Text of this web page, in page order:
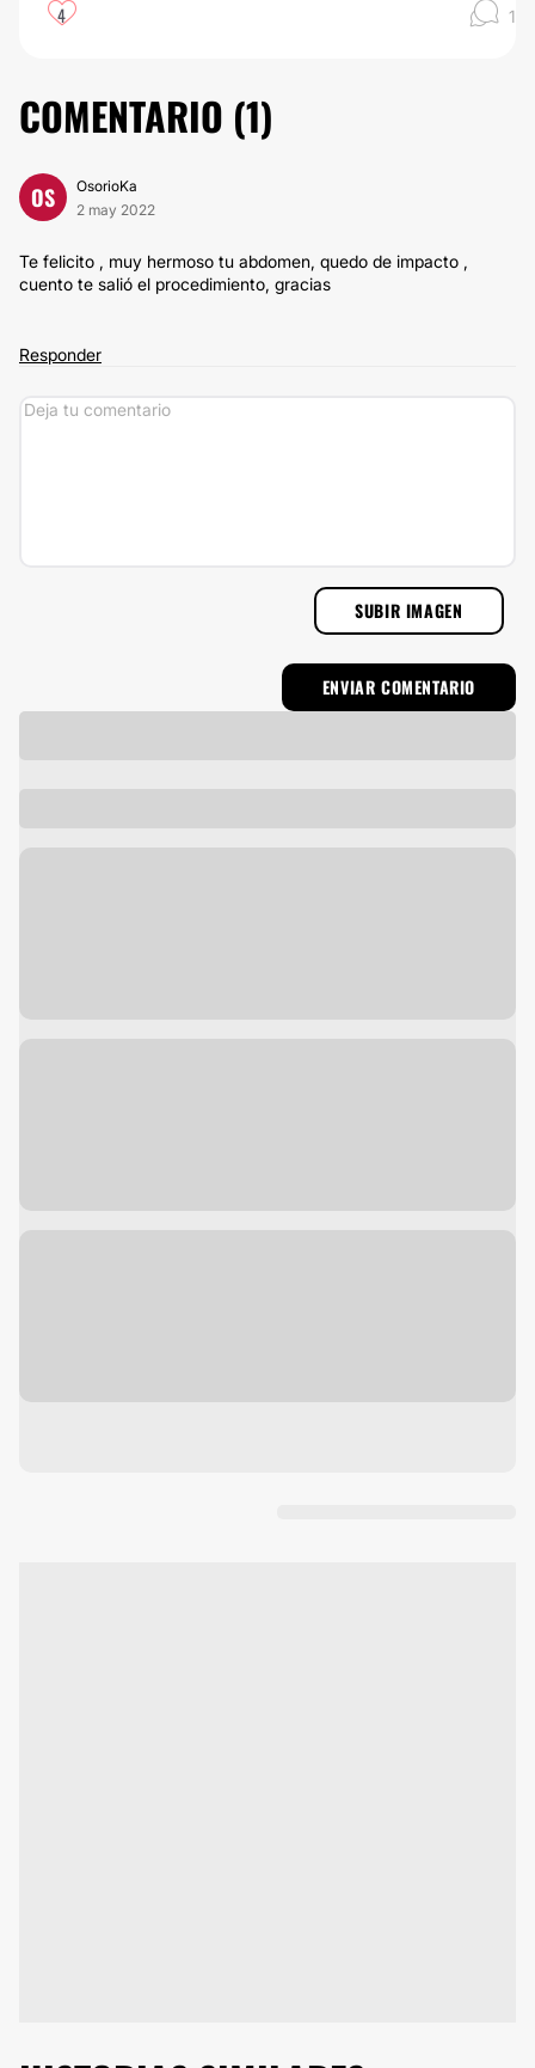
4 1
COMENTARIO (1)
OS
OsorioKa
2 may 2022
Te felicito , muy hermoso tu abdomen, quedo de impacto ,
cuento te salió el procedimiento, gracias
Responder
SUBIR IMAGEN